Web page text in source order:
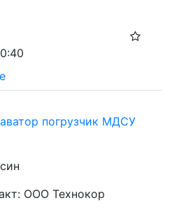
погрузчик МДСУ
ООО Технокор